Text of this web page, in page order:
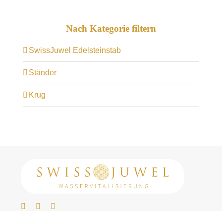
Nach Kategorie filtern
SwissJuwel Edelsteinstab
Ständer
Krug